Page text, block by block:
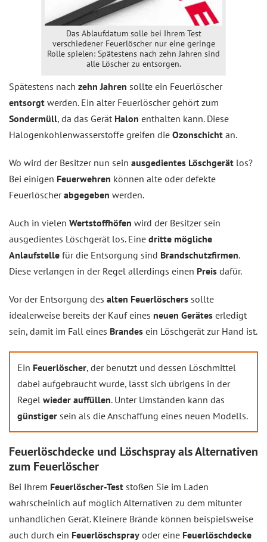
Das Ablaufdatum solle bei Ihrem Test
verschiedener Feuerlöscher nur eine geringe
Rolle spielen: Spätestens nach zehn Jahren sind
alle Löscher zu entsorgen.
Spätestens nach zehn Jahren sollte ein Feuerlöscher
entsorgt werden. Ein alter Feuerlöscher gehört zum
Sondermüll, da das Gerät Halon enthalten kann. Diese
Halogenkohlenwasserstoffe greifen die Ozonschicht an.
Wo wird der Besitzer nun sein ausgedientes Löschgerät los?
Bei einigen Feuerwehren können alte oder defekte
Feuerlöscherabgegeben werden.
Auch in vielen Wertstoffhöfen wird der Besitzer sein
ausgedientes Löschgerät los. Eine dritte mögliche
Anlaufstelle für die Entsorgung sind Brandschutzfirmen.
Diese verlangen in der Regel allerdings einen Preis dafür.
Vor der Entsorgung des alten Feuerlöschers sollte
idealerweise bereits der Kauf eines neuen Gerätes erledigt
sein, damit im Fall eines Brandes ein Löschgerät zur Hand ist.
Ein Feuerlöscher, der benutzt und dessen Löschmittel
dabei aufgebraucht wurde, lässt sich übrigens in der
Regel wieder auffüllen. Unter Umständen kann das
günstiger sein als die Anschaffung eines neuen Modells.
Feuerlöschdecke und Löschspray als Alternativen
zum Feuerlöscher
Bei Ihrem Feuerlöscher-Test stoßen Sie im Laden
wahrscheinlich auf möglich Alternativen zu dem mitunter
unhandlichen Gerät. Kleinere Brände können beispielsweise
auch durch ein Feuerlöschspray oder eine Feuerlöschdecke